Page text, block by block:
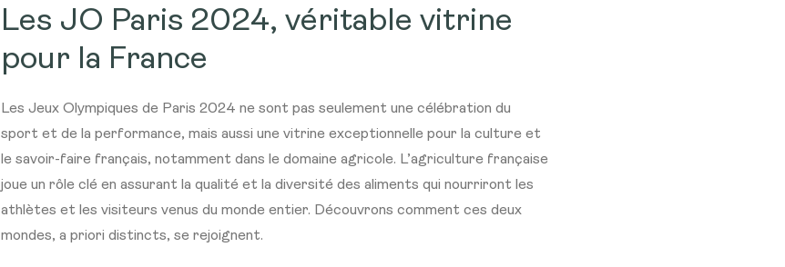
Les JO Paris 2024, véritable vitrine
pour la France
Les Jeux Olympiques de Paris 2024 ne sont pas seulement une célébration du
sport et de la performance, mais aussi une vitrine exceptionnelle pour la culture et
le savoir-faire français, notamment dans le domaine agricole. L’agriculture française
joue un rôle clé en assurant la qualité et la diversité des aliments qui nourriront les
athlètes et les visiteurs venus du monde entier. Découvrons comment ces deux
mondes, a priori distincts, se rejoignent.